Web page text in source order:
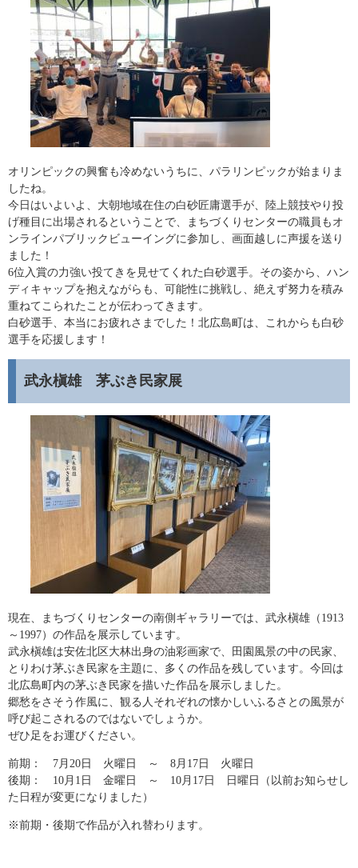
オリンピックの興奮も冷めないうちに、パラリンピックが始まりま
したね。
今日はいよいよ、大朝地域在住の白砂匠庸選手が、陸上競技やり投
げ種目に出場されるということで、まちづくりセンターの職員もオ
ンラインパブリックビューイングに参加し、画面越しに声援を送り
ました！
6位入賞の力強い投てきを見せてくれた白砂選手。その姿から、ハン
ディキャップを抱えながらも、可能性に挑戦し、絶えず努力を積み
重ねてこられたことが伝わってきます。
白砂選手、本当にお疲れさまでした！北広島町は、これからも白砂
選手を応援します！
武永槇雄 茅ぶき民家展
現在、まちづくりセンターの南側ギャラリーでは、武永槇雄（1913
～1997）の作品を展示しています。
武永槇雄は安佐北区大林出身の油彩画家で、田園風景の中の民家、
とりわけ茅ぶき民家を主題に、多くの作品を残しています。今回は
北広島町内の茅ぶき民家を描いた作品を展示しました。
郷愁をさそう作風に、観る人それぞれの懐かしいふるさとの風景が
呼び起こされるのではないでしょうか。
ぜひ足をお運びください。
前期： 7月20日 火曜日 ～ 8月17日 火曜日
後期： 10月1日 金曜日 ～ 10月17日 日曜日（以前お知らせし
た日程が変更になりました）
※前期・後期で作品が入れ替わります。